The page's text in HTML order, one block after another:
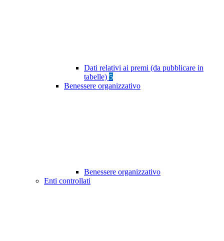
Dati relativi ai premi (da pubblicare in
tabelle) 5
Benessere organizzativo
Benessere organizzativo
Enti controllati